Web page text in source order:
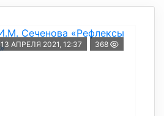
13 АПРЕЛЯ 2021, 12:37 368